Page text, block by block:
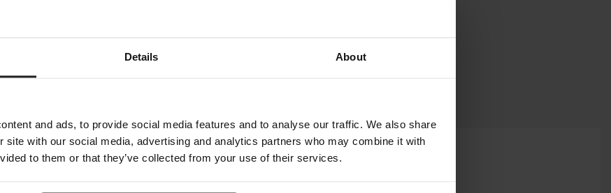
Details About
and ads, to provide social media features and to analyse our traffic. We also share
site with our social media, advertising and analytics partners who may combine it with
to them or that they’ve collected from your use of their services.